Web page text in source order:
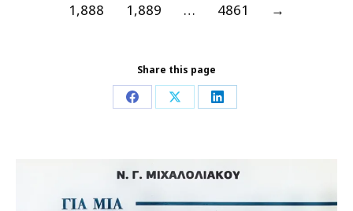
1,888
1,889 … 4861 →
Share this page
Share Share Share